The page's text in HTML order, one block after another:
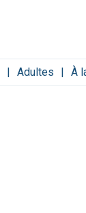
Adultes À